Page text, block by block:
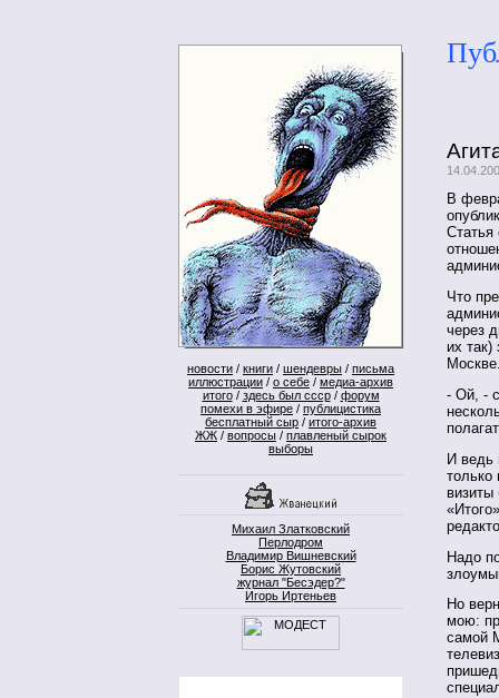
новости / книги / шендевры / письма
иллюстрации / о себе / медиа-архив
итого/ здесь был ссср/ форум
помехи в эфире / публицистика
бесплатный сыр / итого-архив
ЖЖ / вопросы / плавленый сырок
выборы
Михаил Златковский
Перлодром
Владимир Вишневский
Борис Жутовский
журнал "Бесэдер?"
Игорь Иртеньев
В
Статья
Что
через
их
- Ой, -
И ведь
только
Надо
Но
мою:
самой